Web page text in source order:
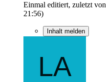
Einmal editiert, zuletzt von
21:56)
Inhalt melden